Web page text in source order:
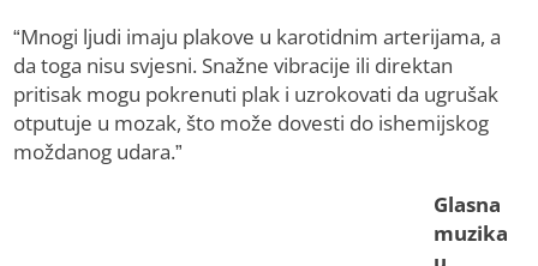
“Mnogi ljudi imaju plakove u karotidnim arterijama, a
da toga nisu svjesni. Snažne vibracije ili direktan
pritisak mogu pokrenuti plak i uzrokovati da ugrušak
otputuje u mozak, što može dovesti do ishemijskog
moždanog udara.”
Glasna
muzika